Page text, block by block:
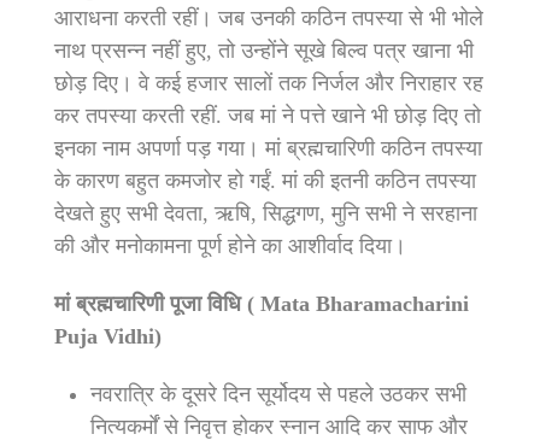
आराधना करती रहीं। जब उनकी कठिन तपस्या से भी भोले
नाथ प्रसन्न नहीं हुए, तो उन्होंने सूखे बिल्व पत्र खाना भी
छोड़ दिए। वे कई हजार सालों तक निर्जल और निराहार रह
कर तपस्या करती रहीं. जब मां ने पत्ते खाने भी छोड़ दिए तो
इनका नाम अपर्णा पड़ गया। मां ब्रह्मचारिणी कठिन तपस्या
के कारण बहुत कमजोर हो गईं. मां की इतनी कठिन तपस्या
देखते हुए सभी देवता, ऋषि, सिद्धगण, मुनि सभी ने सरहाना
की और मनोकामना पूर्ण होने का आशीर्वाद दिया।
मां ब्रह्मचारिणी पूजा विधि ( Mata Bharamacharini
Puja Vidhi)
नवरात्रि के दूसरे दिन सूर्योदय से पहले उठकर सभी
नित्यकर्मों से निवृत्त होकर स्नान आदि कर साफ और